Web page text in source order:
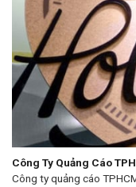
Công Ty Quảng Cáo
Công ty quảng cáo